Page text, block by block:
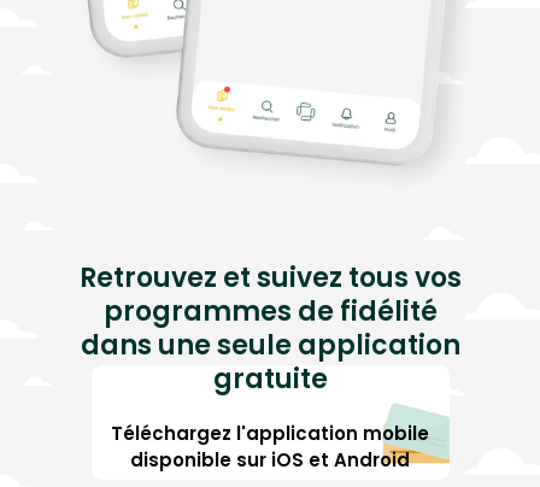
Retrouvez et suivez tous vos
programmes de fidélité
dans une seule application
gratuite
Téléchargez l'application mobile
disponible sur iOS et Android